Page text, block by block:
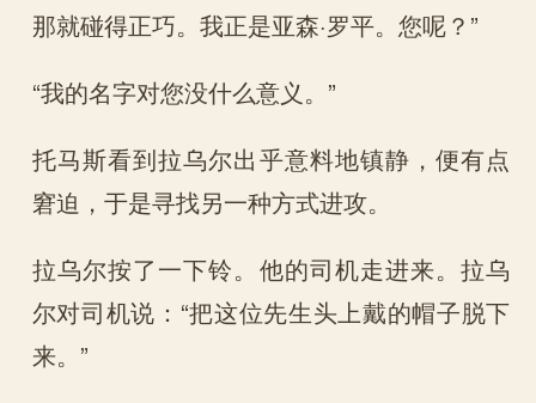
那就碰得正巧。我正是亚森·罗平。您呢？”
“我的名字对您没什么意义。”
托马斯看到拉乌尔出乎意料地镇静，便有点
窘迫，于是寻找另一种方式进攻。
拉乌尔按了一下铃。他的司机走进来。拉乌
尔对司机说：“把这位先生头上戴的帽子脱下
来。”